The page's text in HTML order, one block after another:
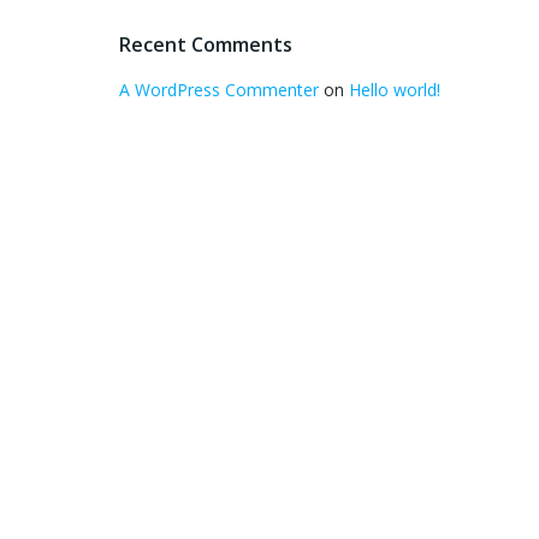
Recent Comments
A WordPress Commenteron Hello world!